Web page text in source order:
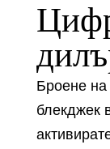
Броене
блекджек